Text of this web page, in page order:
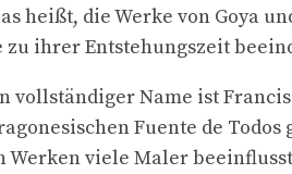
heißt, die Werke von Goya
ihrer Entstehungszeit
Name ist
Fuente de
Werken viele Maler